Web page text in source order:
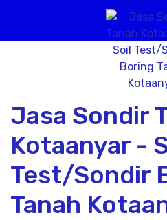
Jasa Sondir
Kotaanyar -
Test/Sondir
Tanah